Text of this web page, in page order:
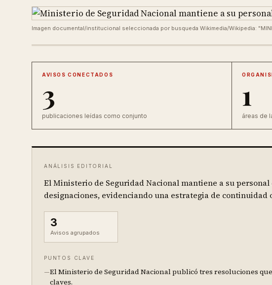
Imagen documental/institucional seleccionada por busqueda Wikimedia/Wikipedia:
AVISOS CONECTADOS
3
publicaciones leídas como conjunto
1
áreas de
ANÁLISIS EDITORIAL
El Ministerio de Seguridad Nacional mantiene a su
designaciones, evidenciando una estrategia de continuidad
3
Avisos agrupados
PUNTOS CLAVE
—El Ministerio de Seguridad Nacional publicó tres resoluciones
claves.